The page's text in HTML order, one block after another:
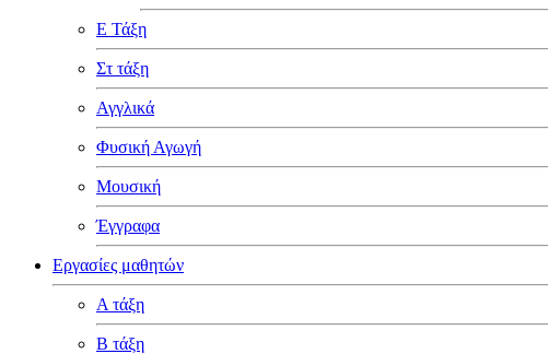
Ε Τάξη
Στ τάξη
Αγγλικά
Φυσική Αγωγή
Μουσική
Έγγραφα
Εργασίες μαθητών
Α τάξη
Β τάξη